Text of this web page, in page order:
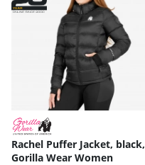
Rachel Puffer Jacket, black,
Gorilla Wear Women